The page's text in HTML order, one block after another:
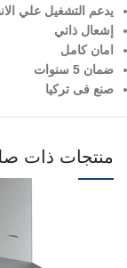
يدعم التشغيل علي الانبوبه
إشعال ذاتي
امان كامل
ضمان 5 سنوات
صنع فى تركيا
منتجات ذات